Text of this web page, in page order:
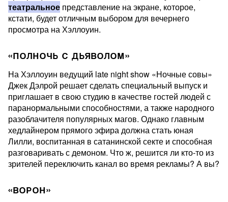
театральное представление на экране, которое,
кстати, будет отличным выбором для вечернего
просмотра на Хэллоуин.
«ПОЛНОЧЬ С ДЬЯВОЛОМ»
На Хэллоуин ведущий late night show «Ночные совы»
Джек Дэлрой решает сделать специальный выпуск и
приглашает в свою студию в качестве гостей людей с
паранормальными способностями, а также народного
разоблачителя популярных магов. Однако главным
хедлайнером прямого эфира должна стать юная
Лилли, воспитанная в сатанинской секте и способная
разговаривать с демоном. Что ж, решится ли кто-то из
зрителей переключить канал во время рекламы? А вы?
«ВОРОН»